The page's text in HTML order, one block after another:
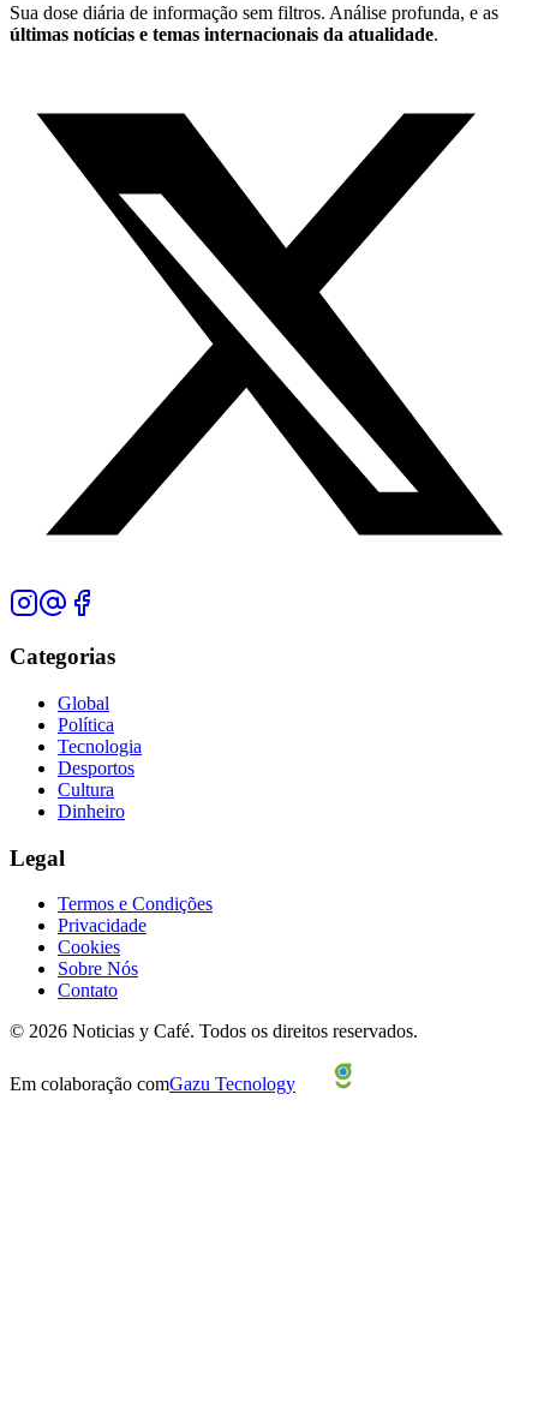
Sua dose diária de informação sem filtros. Análise profunda, e as
últimas notícias e temas internacionais da atualidade.
Categorias
Global
Política
Tecnologia
Desportos
Cultura
Dinheiro
Legal
Termos e Condições
Privacidade
Cookies
Sobre Nós
Contato
© 2026 Noticias y Café. Todos os direitos reservados.
Em colaboração comGazu Tecnology